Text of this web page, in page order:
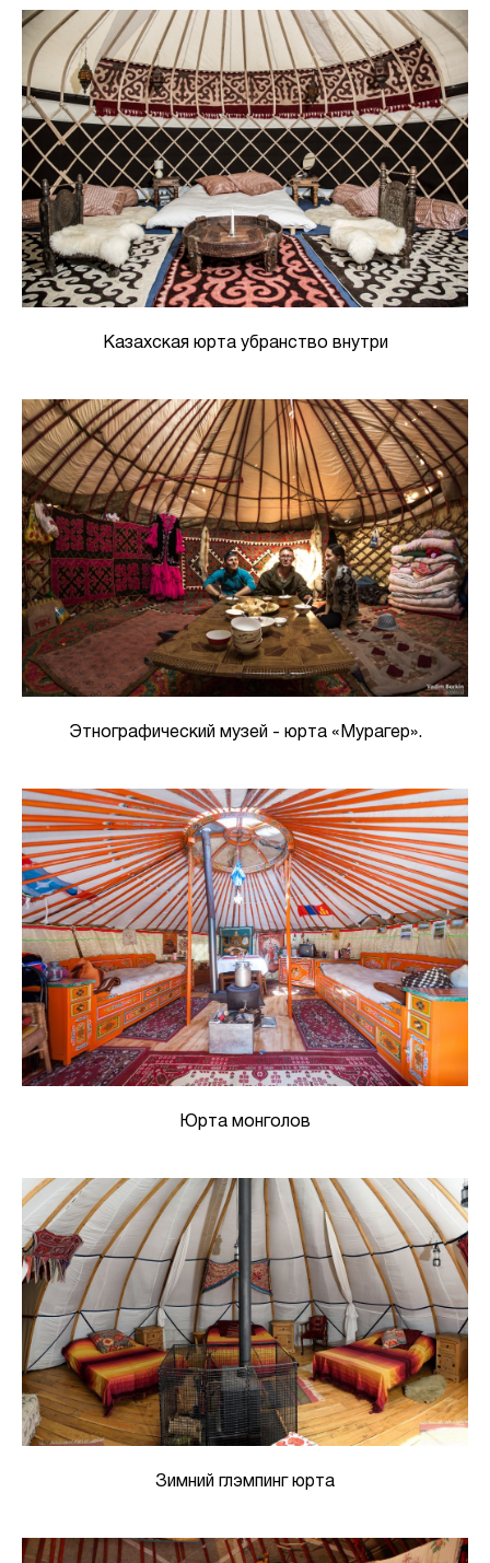
Казахская юрта убранство внутри
Этнографический музей - юрта «Мурагер».
Юрта монголов
Зимний глэмпинг юрта